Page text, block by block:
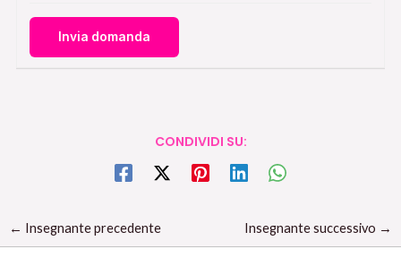
CONDIVIDI SU:
← Insegnante precedente Insegnante successivo →